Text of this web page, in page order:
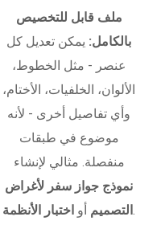
ملف قابل للتخصيص
بالكامل: يمكن تعديل كل
عنصر - مثل الخطوط،
الألوان، الخلفيات، الأختام،
وأي تفاصيل أخرى - لأنه
موضوع في طبقات
منفصلة. مثالي لإنشاء
نموذج جواز سفر لأغراض
التصميم أو اختبار الأنظمة .